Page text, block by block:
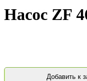
Насос ZF
Добавить к